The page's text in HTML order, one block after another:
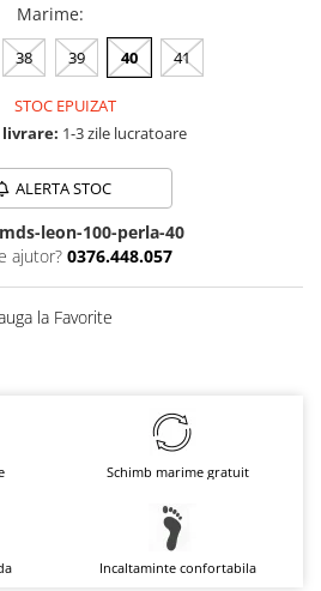
Marime:
38 39 40 41
STOC EPUIZAT
1-3 zile lucratoare
ALERTA STOC
mds-leon-100-perla-40
ajutor? 0376.448.057
la Favorite
Schimb marime gratuit
Incaltaminte confortabila